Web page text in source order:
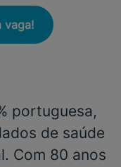
vaga!
portuguesa,
de saúde
Com 80 anos